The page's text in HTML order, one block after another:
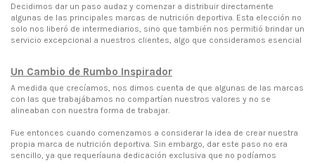
Decidimos dar un paso audaz y comenzar a distribuir directamente
algunas de las principales marcas de nutrición deportiva. Esta elección no
solo nos liberó de intermediarios, sino que también nos permitió brindar un
servicio excepcional a nuestros clientes, algo que consideramos esencial
Un Cambio de Rumbo Inspirador
A medida que crecíamos, nos dimos cuenta de que algunas de las marcas
con las que trabajábamos no compartían nuestros valores y no se
alineaban con nuestra forma de trabajar.
Fue entonces cuando comenzamos a considerar la idea de crear nuestra
propia marca de nutrición deportiva. Sin embargo, dar este paso no era
sencillo, ya que requeríauna dedicación exclusiva que no podíamos